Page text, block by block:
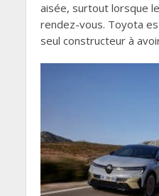
aisée, surtout lorsque
rendez-vous. Toyota
seul constructeur à